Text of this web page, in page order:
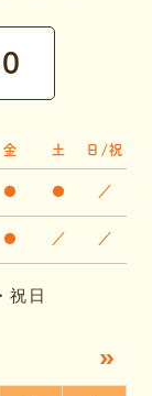
金 土 日/祝
● ● ／
● ／ ／
祝日
»